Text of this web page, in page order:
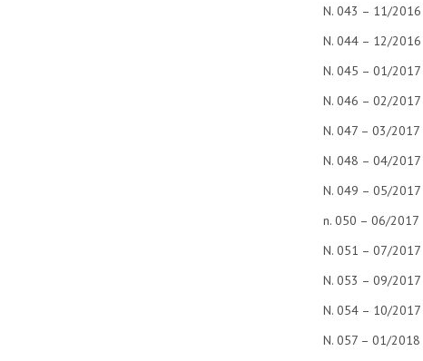
N. 043 – 11/2016
N. 044 – 12/2016
N. 045 – 01/2017
N. 046 – 02/2017
N. 047 – 03/2017
N. 048 – 04/2017
N. 049 – 05/2017
n. 050 – 06/2017
N. 051 – 07/2017
N. 053 – 09/2017
N. 054 – 10/2017
N. 057 – 01/2018